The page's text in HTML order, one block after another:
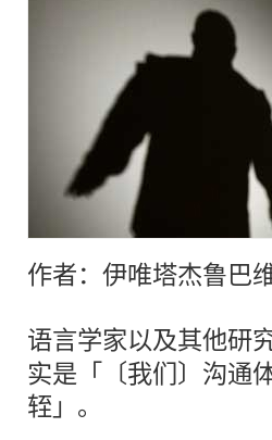
作者：伊唯塔杰鲁巴
语言学家以及其他研
实是「〔我们〕沟通
轾」。